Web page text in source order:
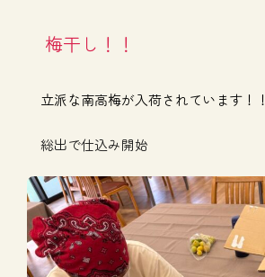
梅干し！！
立派な南高梅が入荷されています！！
総出で仕込み開始